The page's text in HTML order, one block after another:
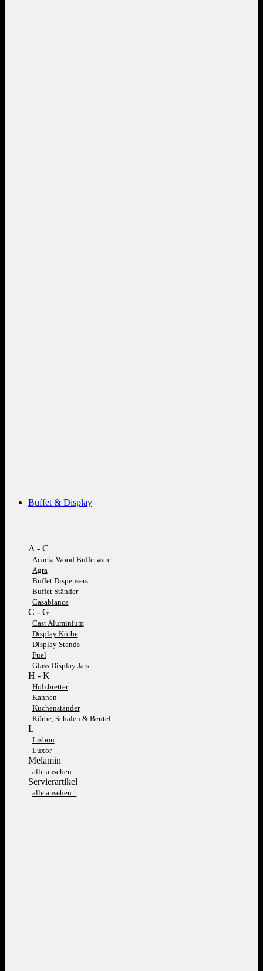
Buffet & Display
A - C
Acacia Wood Buffetware
Agra
Buffet Dispensers
Buffet Ständer
Casablanca
C - G
Cast Aluminium
Display Körbe
Display Stands
Fuel
Glass Display Jars
H - K
Holzbretter
Kannen
Kuchenständer
Körbe, Schalen & Beutel
L
Lisbon
Luxor
Melamin
alle ansehen...
Servierartikel
alle ansehen...